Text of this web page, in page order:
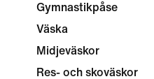
Gymnastikpåse
Väska
Midjeväskor
Res- och skoväskor